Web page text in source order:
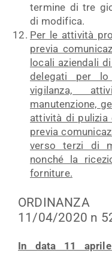
termine di tre
di modifica.
Per le attività
previa
locali aziendali
delegati per
vigilanza,
manutenzione,
attività di pulizia
previa
verso terzi di
nonché la
forniture.
11/04/2020 n
In data 11 aprile